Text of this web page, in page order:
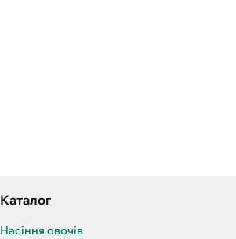
Каталог
Насіння овочів